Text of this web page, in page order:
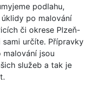
podlahu,
po malování
či okrese Plzeň-
určíte. Přípravky
jsou
služeb a tak je